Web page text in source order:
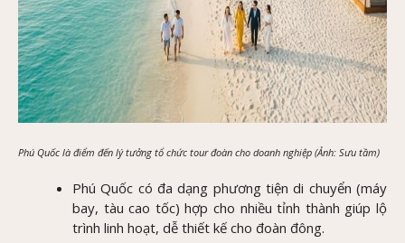
Phú Quốc là điểm đến lý tưởng tổ chức tour đoàn cho doanh nghiệp (Ảnh: Sưu tầm)
Phú Quốc có đa dạng phương tiện di chuyển (máy
bay, tàu cao tốc) hợp cho nhiều tỉnh thành giúp lộ
trình linh hoạt, dễ thiết kế cho đoàn đông.